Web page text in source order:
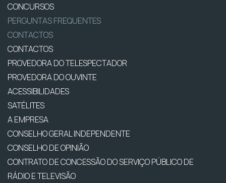
CONCURSOS
PERGUNTAS FREQUENTES
CONTACTOS
CONTACTOS
PROVEDORA DO TELESPECTADOR
PROVEDORA DO OUVINTE
ACESSIBILIDADES
SATÉLITES
A EMPRESA
CONSELHO GERAL INDEPENDENTE
CONSELHO DE OPINIÃO
CONTRATO DE CONCESSÃO DO SERVIÇO PÚBLICO DE
RÁDIO E TELEVISÃO